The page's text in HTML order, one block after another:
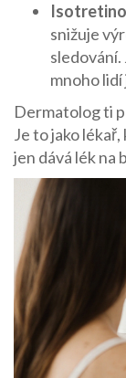
snižuje
sledování.
mnoho
Dermatolog ti
Je to jako
jen dává lék na